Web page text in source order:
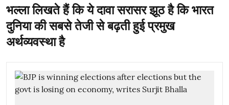
भल्ला लिखते हैं कि ये दावा सरासर झूठ है कि भारत
दुनिया की सबसे तेजी से बढ़ती हुई प्रमुख
अर्थव्यवस्था है